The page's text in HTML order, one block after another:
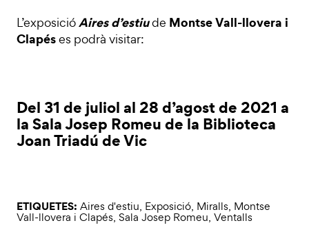
L’exposicióAires d’estiude Montse Vall-llovera i
Clapéses podrà visitar:
Del 31 de juliol al 28 d’agost de 2021 a
la Sala Josep Romeu de la Biblioteca
Joan Triadú de Vic
ETIQUETES: Aires d'estiu, Exposició, Miralls, Montse
Vall-llovera i Clapés, Sala Josep Romeu, Ventalls